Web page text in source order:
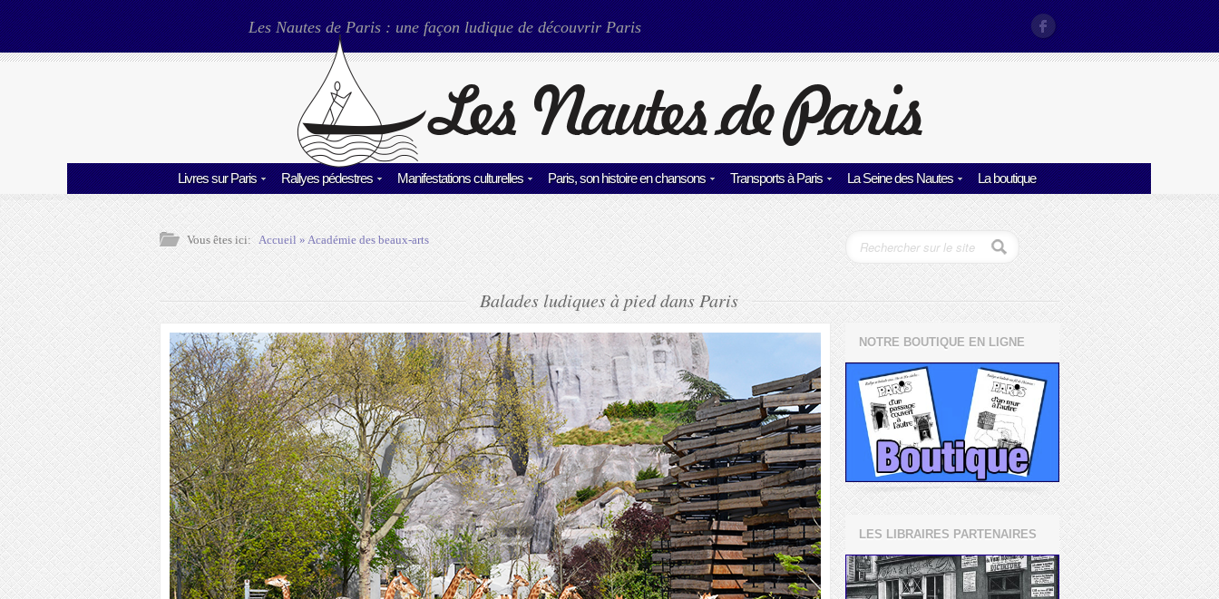
Les Nautes de Paris : une façon ludique de découvrir Paris
Livres sur Paris Rallyes pédestres Manifestations culturelles Paris, son histoire en chansons Transports à Paris La Seine des Nautes La boutique
Vous êtes ici: Accueil»Académie des beaux-arts
Balades ludiques à pied dans Paris
NOTRE BOUTIQUE EN LIGNE
LES LIBRAIRES PARTENAIRES